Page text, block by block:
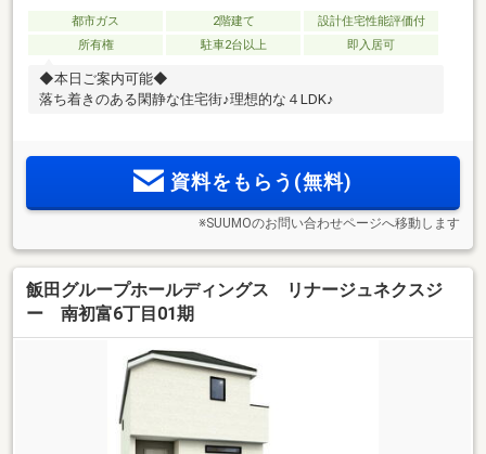
都市ガス 2階建て
設計住宅性能評価付
所有権
駐車2台以上 即入居可
◆本日ご案内可能◆
落ち着きのある閑静な住宅街♪理想的な４LDK♪
資料をもらう(無料)
※SUUMOのお問い合わせページへ移動します
飯田グループホールディングス リナージュネクスジ
ー 南初富6丁目01期